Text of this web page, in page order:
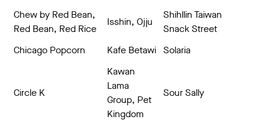
Chew by Red Bean,
Red Bean, Red Rice
Isshin, Ojju
Shihllin Taiwan
Snack Street
Chicago Popcorn
Kafe Betawi Solaria
Circle K
Kawan
Lama
Group, Pet
Kingdom
Sour Sally